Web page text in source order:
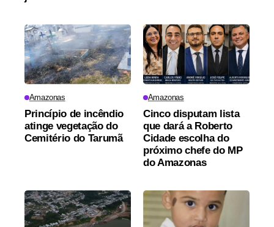
Amazonas
Princípio de incêndio
atinge vegetação do
Cemitério do Tarumã
Amazonas
Cinco disputam lista
que dará a Roberto
Cidade escolha do
próximo chefe do MP
do Amazonas